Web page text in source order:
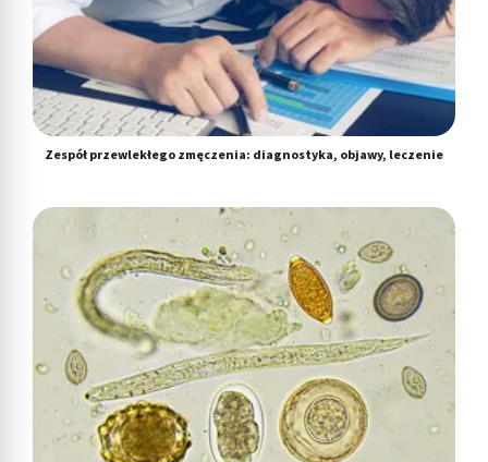
Zespół przewlekłego zmęczenia: diagnostyka, objawy, leczenie